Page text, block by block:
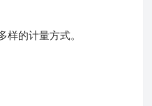
样的计量方式。